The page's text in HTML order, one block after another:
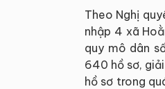
Theo Nghị
nhập 4 xã
quy mô dân
640 hồ sơ,
hồ sơ trong